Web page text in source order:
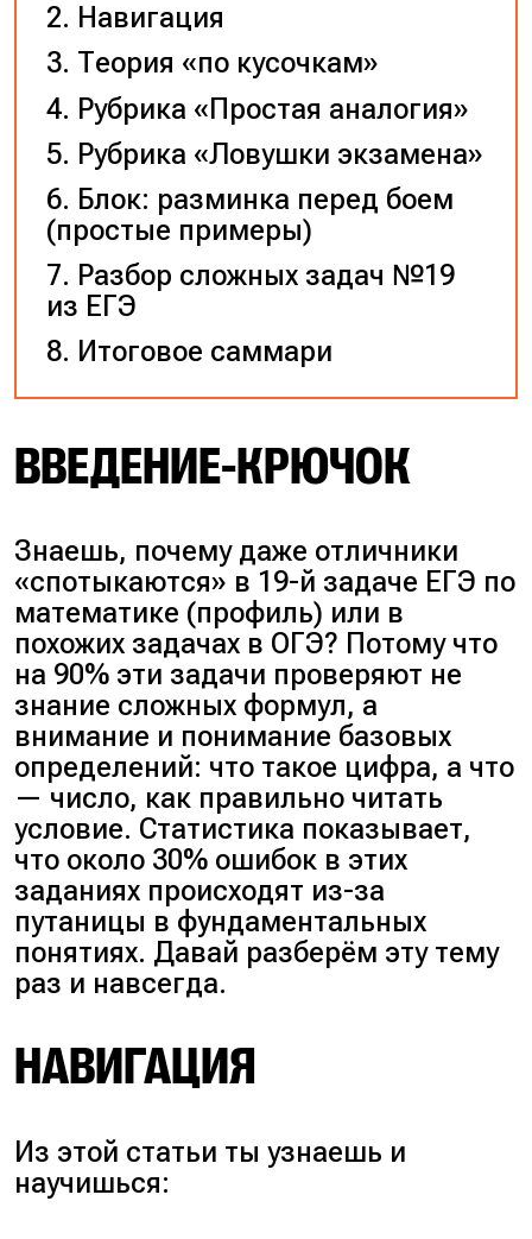
Навигация
Теория «по кусочкам»
Рубрика «Простая аналогия»
Рубрика «Ловушки экзамена»
Блок: разминка перед боем
(простые примеры)
Разбор сложных задач №19
из ЕГЭ
Итоговое саммари
ВВЕДЕНИЕ-КРЮЧОК
Знаешь, почему даже отличники
«спотыкаются» в 19-й задаче ЕГЭ по
математике (профиль) или в
похожих задачах в ОГЭ? Потому что
на 90% эти задачи проверяют не
знание сложных формул, а
внимание и понимание базовых
определений: что такое цифра, а что
— число, как правильно читать
условие. Статистика показывает,
что около 30% ошибок в этих
заданиях происходят из-за
путаницы в фундаментальных
понятиях. Давай разберём эту тему
раз и навсегда.
НАВИГАЦИЯ
Из этой статьи ты узнаешь и
научишься: